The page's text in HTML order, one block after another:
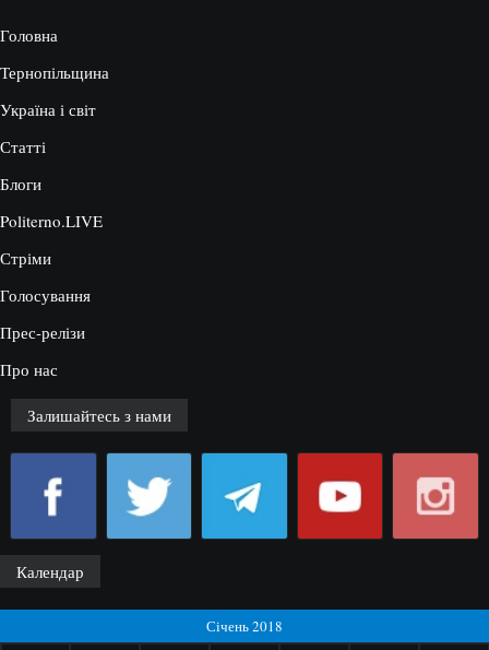
Головна
Тернопільщина
Україна і світ
Статті
Блоги
Politerno.LIVE
Стріми
Голосування
Прес-релізи
Про нас
Залишайтесь з нами
Календар
Січень 2018